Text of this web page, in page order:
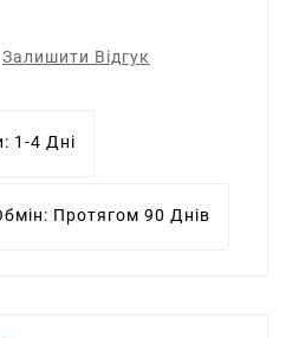
Залишити Відгук
1-4 Дні
Протягом 90 Днів